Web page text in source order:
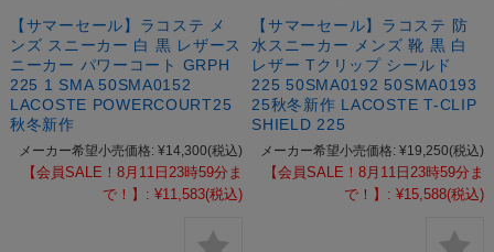
【サマーセール】ラコステ メ
ンズ スニーカー 白 黒 レザース
ニーカー パワーコート GRPH
225 1 SMA 50SMA0152
LACOSTE POWERCOURT25
秋冬新作
メーカー希望小売価格: ¥14,300(税込)
【会員SALE！8月11日23時59分ま
で！】: ¥11,583(税込)
【サマーセール】ラコステ 防
水スニーカー メンズ 靴 黒 白
レザー Tクリップ シールド
225 50SMA0192 50SMA0193
25秋冬新作 LACOSTE T-CLIP
SHIELD 225
メーカー希望小売価格: ¥19,250(税込)
【会員SALE！8月11日23時59分ま
で！】: ¥15,588(税込)